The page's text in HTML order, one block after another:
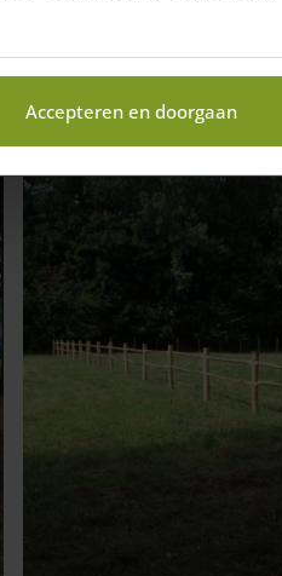
Accepteren en doorgaan